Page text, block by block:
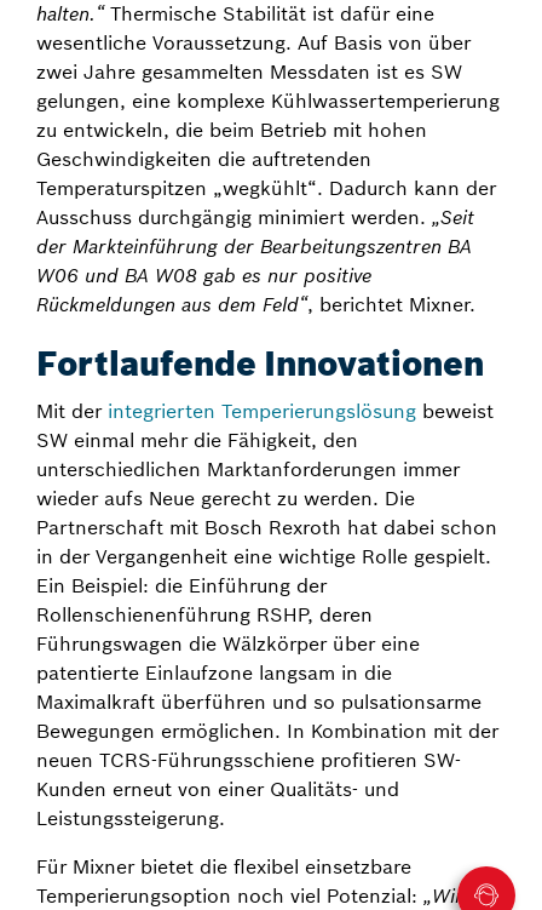
halten.“Thermische Stabilität ist dafür eine
wesentliche Voraussetzung. Auf Basis von über
zwei Jahre gesammelten Messdaten ist es SW
gelungen, eine komplexe Kühlwassertemperierung
zu entwickeln, die beim Betrieb mit hohen
Geschwindigkeiten die auftretenden
Temperaturspitzen „wegkühlt“. Dadurch kann der
Ausschuss durchgängig minimiert werden. „Seit
der Markteinführung der Bearbeitungszentren BA
W06 und BA W08 gab es nur positive
Rückmeldungen aus dem Feld“, berichtet Mixner.
Fortlaufende Innovationen
Mit der integrierten Temperierungslösung beweist
SW einmal mehr die Fähigkeit, den
unterschiedlichen Marktanforderungen immer
wieder aufs Neue gerecht zu werden. Die
Partnerschaft mit Bosch Rexroth hat dabei schon
in der Vergangenheit eine wichtige Rolle gespielt.
Ein Beispiel: die Einführung der
Rollenschienenführung RSHP, deren
Führungswagen die Wälzkörper über eine
patentierte Einlaufzone langsam in die
Maximalkraft überführen und so pulsationsarme
Bewegungen ermöglichen. In Kombination mit der
neuen TCRS-Führungsschiene profitieren SW-
Kunden erneut von einer Qualitäts- und
Leistungssteigerung.
Für Mixner bietet die flexibel einsetzbare
Temperierungsoption noch viel Potenzial: „Wir